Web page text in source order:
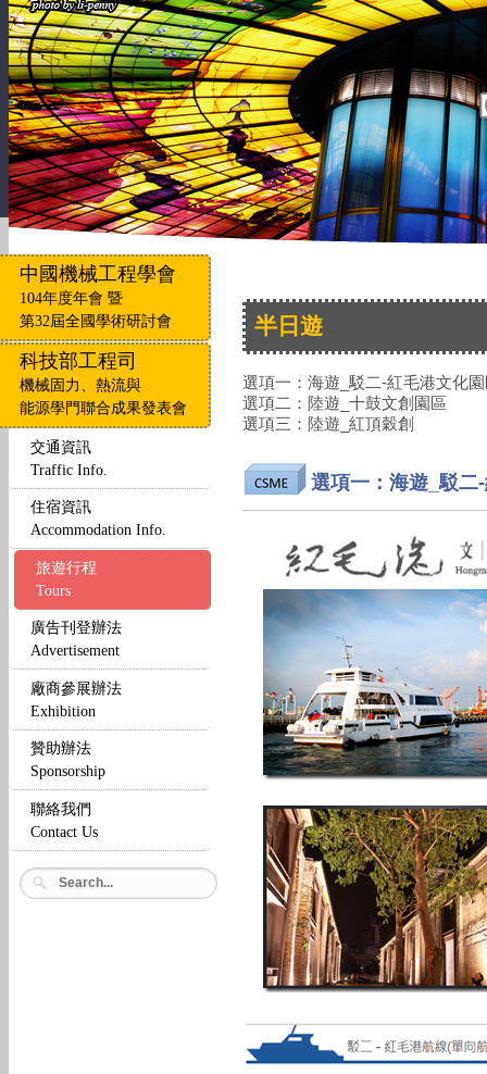
中國機械工程學會
104年度年會 暨
第32屆全國學術研討會
科技部工程司
機械固力、熱流與
能源學門聯合成果發表會
交通資訊
Traffic Info.
住宿資訊
Accommodation Info.
旅遊行程
Tours
廣告刊登辦法
Advertisement
廠商參展辦法
Exhibition
贊助辦法
Sponsorship
聯絡我們
Contact Us
半日遊
選項一：海遊_駁二-紅毛港文化
選項二：陸遊_十鼓文創園區
選項三：陸遊_紅頂穀創
選項一：海遊_駁二